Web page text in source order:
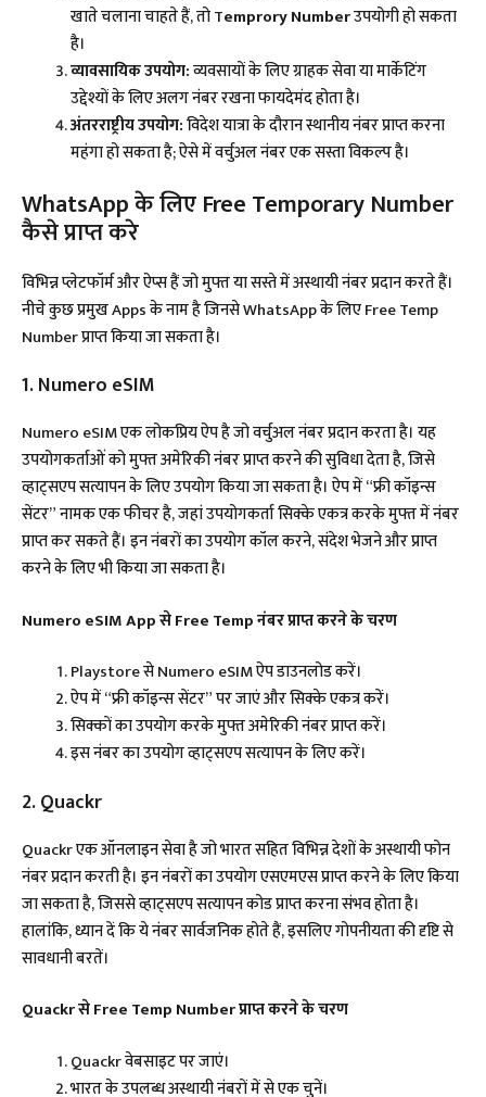
खाते चलाना चाहते हैं, तो Temprory Numberउपयोगी हो सकता
है।​
व्यावसायिक उपयोग:व्यवसायों के लिए ग्राहक सेवा या मार्केटिंग
उद्देश्यों के लिए अलग नंबर रखना फायदेमंद होता है।​
अंतरराष्ट्रीय उपयोग:विदेश यात्रा के दौरान स्थानीय नंबर प्राप्त करना
महंगा हो सकता है; ऐसे में वर्चुअल नंबर एक सस्ता विकल्प है।​
WhatsApp के लिए Free Temporary Number
कैसे प्राप्त करे
विभिन्न प्लेटफॉर्म और ऐप्स हैं जो मुफ्त या सस्ते में अस्थायी नंबर प्रदान करते हैं।
नीचे कुछ प्रमुख Apps के नाम है जिनसे WhatsApp के लिए Free Temp
Number प्राप्त किया जा सकता है।
1. Numero eSIM
Numero eSIM एक लोकप्रिय ऐप है जो वर्चुअल नंबर प्रदान करता है। यह
उपयोगकर्ताओं को मुफ्त अमेरिकी नंबर प्राप्त करने की सुविधा देता है, जिसे
व्हाट्सएप सत्यापन के लिए उपयोग किया जा सकता है। ऐप में “फ्री कॉइन्स
सेंटर” नामक एक फीचर है, जहां उपयोगकर्ता सिक्के एकत्र करके मुफ्त में नंबर
प्राप्त कर सकते हैं। इन नंबरों का उपयोग कॉल करने, संदेश भेजने और प्राप्त
करने के लिए भी किया जा सकता है।
Numero eSIM App से Free Temp नंबर प्राप्त करने के चरण
Playstore से Numero eSIM ऐप डाउनलोड करें।
ऐप में “फ्री कॉइन्स सेंटर” पर जाएं और सिक्के एकत्र करें।​
सिक्कों का उपयोग करके मुफ्त अमेरिकी नंबर प्राप्त करें।​
इस नंबर का उपयोग व्हाट्सएप सत्यापन के लिए करें।​
2. Quackr
Quackr एक ऑनलाइन सेवा है जो भारत सहित विभिन्न देशों के अस्थायी फोन
नंबर प्रदान करती है। इन नंबरों का उपयोग एसएमएस प्राप्त करने के लिए किया
जा सकता है, जिससे व्हाट्सएप सत्यापन कोड प्राप्त करना संभव होता है।
हालांकि, ध्यान दें कि ये नंबर सार्वजनिक होते हैं, इसलिए गोपनीयता की दृष्टि से
सावधानी बरतें। ​
Quackr से Free Temp Number प्राप्त करने के चरण
Quackr वेबसाइट पर जाएं।​
भारत के उपलब्ध अस्थायी नंबरों में से एक चुनें।​